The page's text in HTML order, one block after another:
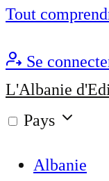
Tout
Se
L'Albanie
Pays
Albanie